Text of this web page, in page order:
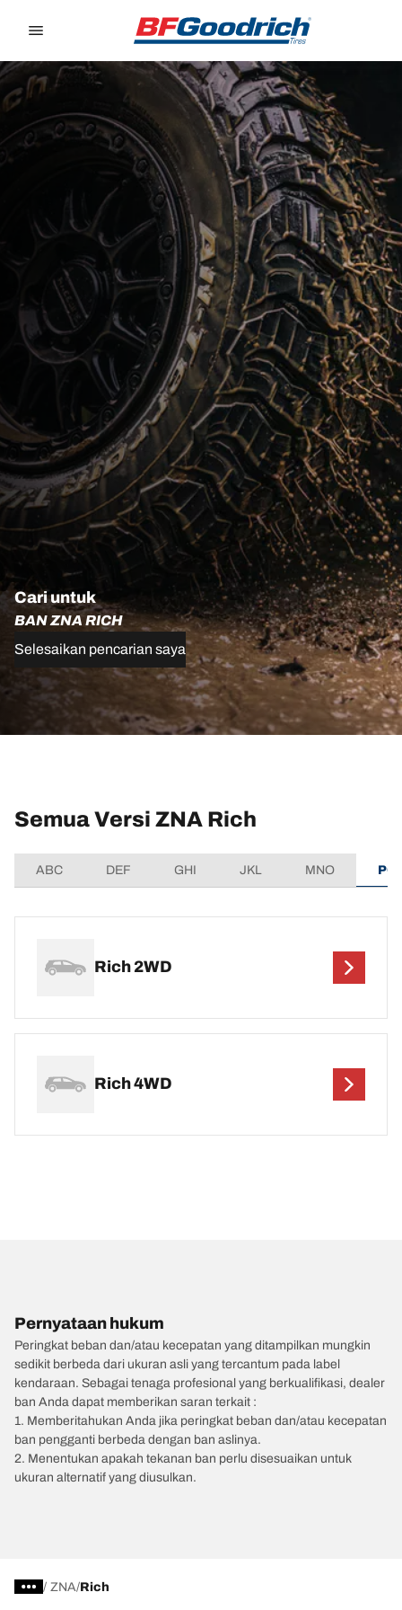
Cari untuk
BAN ZNA RICH
Selesaikan pencarian saya
Semua Versi ZNA Rich
ABC DEF GHI JKL MNO
Rich 2WD
Rich 4WD
Pernyataan hukum
Peringkat beban dan/atau kecepatan yang ditampilkan mungkin
sedikit berbeda dari ukuran asli yang tercantum pada label
kendaraan. Sebagai tenaga profesional yang berkualifikasi, dealer
ban Anda dapat memberikan saran terkait :
1. Memberitahukan Anda jika peringkat beban dan/atau kecepatan
ban pengganti berbeda dengan ban aslinya.
2. Menentukan apakah tekanan ban perlu disesuaikan untuk
ukuran alternatif yang diusulkan.
/ ZNA Rich